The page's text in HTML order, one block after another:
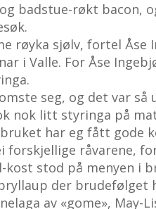
badstue-røkt bacon,
røyka sjølv, fortel Åse
i Valle. For Åse
seg, og det var
nok litt styringa på
har eg fått gode
forskjellige råvarene,
kost stod på menyen i
der brudefølget
av «gome», May-